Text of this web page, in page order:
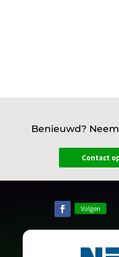
Benieuwd?
Contact
Volgen